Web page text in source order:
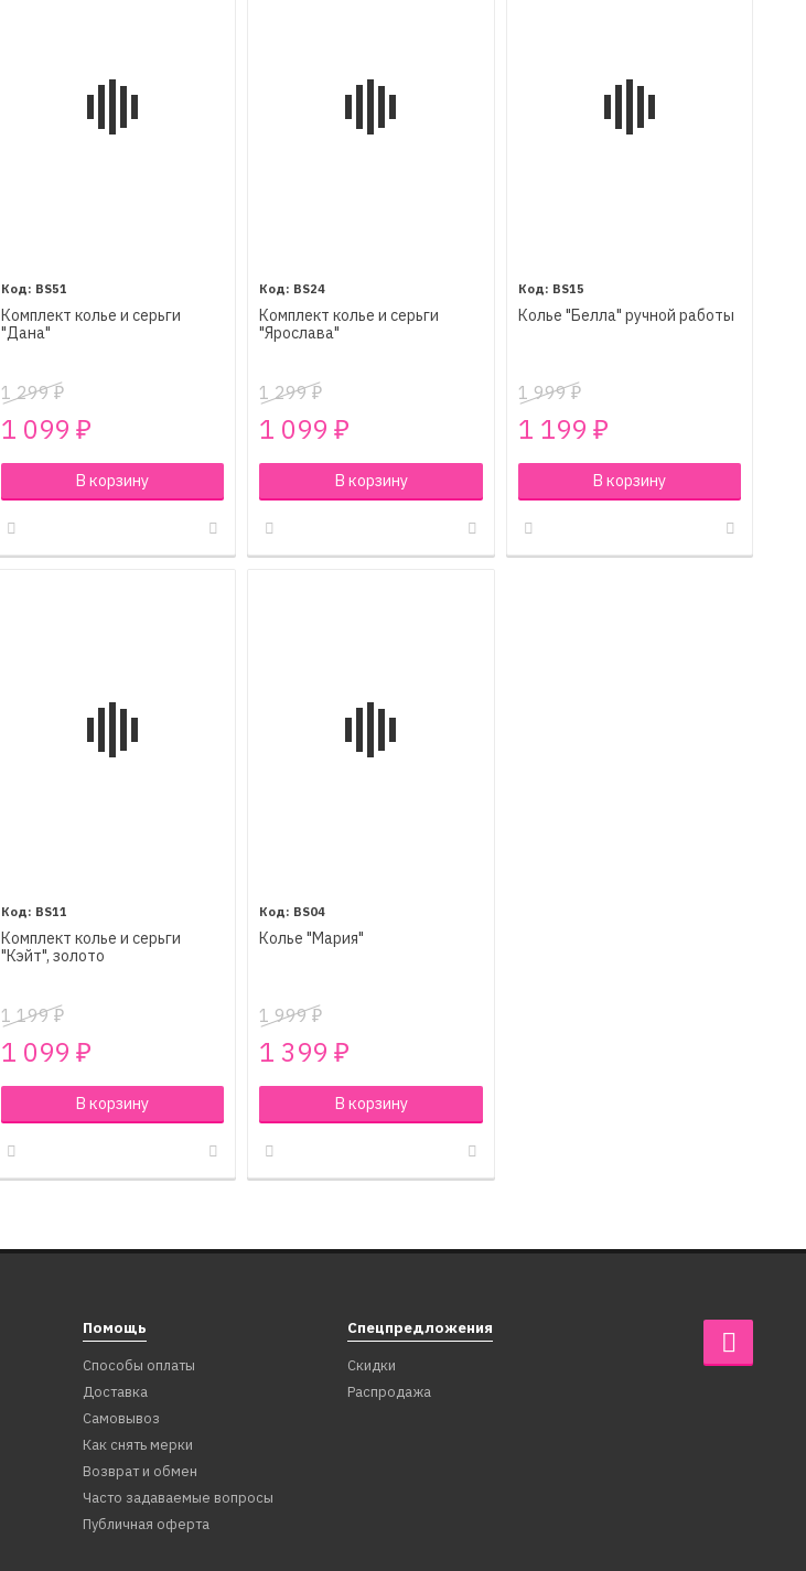
BS51
Комплект колье и серьги
"Дана"
1 299₽
1 099 ₽
В корзину
BS24
Комплект колье и серьги
"Ярослава"
1 299₽
1 099 ₽
В корзину
BS15
Колье "Белла" ручной работы
1 999₽
1 199 ₽
В корзину
BS11
Комплект колье и серьги
"Кэйт", золото
1 199₽
1 099 ₽
В корзину
BS04
Колье "Мария"
1 999₽
1 399 ₽
В корзину
Помощь
Способы оплаты
Доставка
Самовывоз
Как снять мерки
Возврат и обмен
Часто задаваемые вопросы
Публичная оферта
Спецпредложения
Скидки
Распродажа